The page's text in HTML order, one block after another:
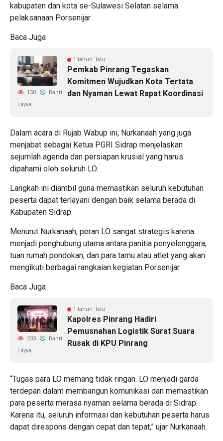
kabupaten dan kota se-Sulawesi Selatan selama
pelaksanaan Porsenijar.
Baca Juga
1 tahun lalu
Pemkab Pinrang Tegaskan
Komitmen Wujudkan Kota Tertata
dan Nyaman Lewat Rapat Koordinasi
150
Bahri
Layya
Dalam acara di Rujab Wabup ini, Nurkanaah yang juga
menjabat sebagai Ketua PGRI Sidrap menjelaskan
sejumlah agenda dan persiapan krusial yang harus
dipahami oleh seluruh LO.
Langkah ini diambil guna memastikan seluruh kebutuhan
peserta dapat terlayani dengan baik selama berada di
Kabupaten Sidrap.
Menurut Nurkanaah, peran LO sangat strategis karena
menjadi penghubung utama antara panitia penyelenggara,
tuan rumah pondokan, dan para tamu atau atlet yang akan
mengikuti berbagai rangkaian kegiatan Porsenijar.
Baca Juga
1 tahun lalu
Kapolres Pinrang Hadiri
Pemusnahan Logistik Surat Suara
Rusak di KPU Pinrang
233
Bahri
Layya
“Tugas para LO memang tidak ringan. LO menjadi garda
terdepan dalam membangun komunikasi dan memastikan
para peserta merasa nyaman selama berada di Sidrap.
Karena itu, seluruh informasi dan kebutuhan peserta harus
dapat direspons dengan cepat dan tepat,” ujar Nurkanaah.